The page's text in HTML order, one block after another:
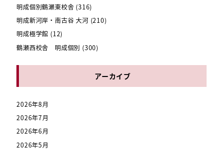
明成個別鶴瀬東校舎 (316)
明成新河岸・南古谷 大河 (210)
明成極学館 (12)
鶴瀬西校舎 明成個別 (300)
アーカイブ
2026年8月
2026年7月
2026年6月
2026年5月